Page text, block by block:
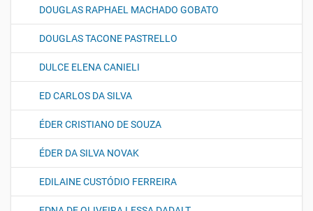
DOUGLAS RAPHAEL MACHADO GOBATO
DOUGLAS TACONE PASTRELLO
DULCE ELENA CANIELI
ED CARLOS DA SILVA
ÉDER CRISTIANO DE SOUZA
ÉDER DA SILVA NOVAK
EDILAINE CUSTÓDIO FERREIRA